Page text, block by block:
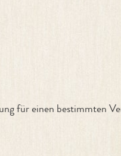
für einen bestimmten